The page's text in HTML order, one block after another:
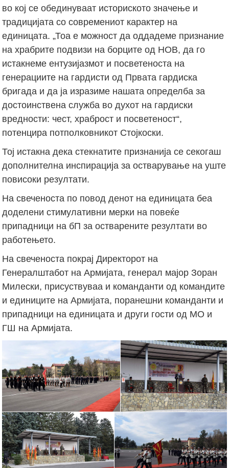
во кој се обединуваат историското значење и
традицијата со современиот карактер на
единицата. „Тоа е можност да оддадеме признание
на храбрите подвизи на борците од НОВ, да го
истакнеме ентузијазмот и посветеноста на
генерациите на гардисти од Првата гардиска
бригада и да ја изразиме нашата определба за
достоинствена служба во духот на гардиски
вредности: чест, храброст и посветеност“,
потенцира потполковникот Стојкоски.
Тој истакна дека стекнатите признанија се секогаш
дополнителна инспирација за остварување на уште
повисоки резултати.
На свеченоста по повод денот на единицата беа
доделени стимулативни мерки на повеќе
припадници на бП за остварените резултати во
работењето.
На свеченоста покрај Директорот на
Генералштабот на Армијата, генерал мајор Зоран
Милески, присуствуваа и команданти од командите
и единиците на Армијата, поранешни команданти и
припадници на единицата и други гости од МО и
ГШ на Армијата.